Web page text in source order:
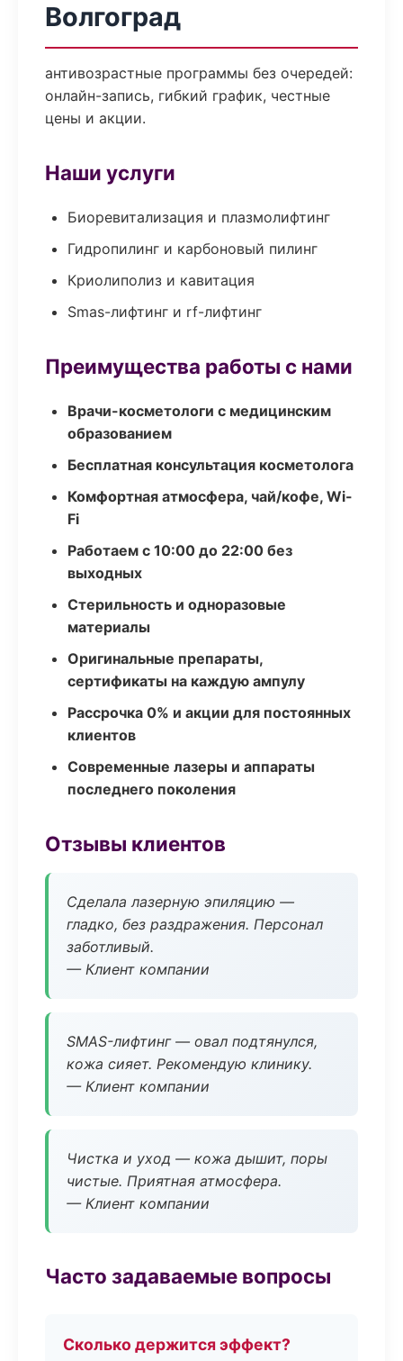
Волгоград
антивозрастные программы без очередей:
онлайн-запись, гибкий график, честные
цены и акции.
Наши услуги
Биоревитализация и плазмолифтинг
Гидропилинг и карбоновый пилинг
Криолиполиз и кавитация
Smas-лифтинг и rf-лифтинг
Преимущества работы с нами
Врачи-косметологи с медицинским
образованием
Бесплатная консультация косметолога
Комфортная атмосфера, чай/кофе, Wi-
Fi
Работаем с 10:00 до 22:00 без
выходных
Стерильность и одноразовые
материалы
Оригинальные препараты,
сертификаты на каждую ампулу
Рассрочка 0% и акции для постоянных
клиентов
Современные лазеры и аппараты
последнего поколения
Отзывы клиентов
Сделала лазерную эпиляцию —
гладко, без раздражения. Персонал
заботливый.
— Клиент компании
SMAS-лифтинг — овал подтянулся,
кожа сияет. Рекомендую клинику.
— Клиент компании
Чистка и уход — кожа дышит, поры
чистые. Приятная атмосфера.
— Клиент компании
Часто задаваемые вопросы
Сколько держится эффект?